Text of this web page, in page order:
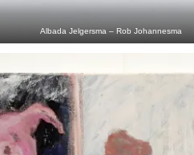
Albada Jelgersma – Rob Johannesma